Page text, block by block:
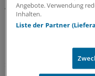
Alternativen haben. In
praktizieren noch zwei
Medienvertreter, die
schon an zu zweifeln,
Angebote. Verwendung
Inhalten.
Liste der Partner